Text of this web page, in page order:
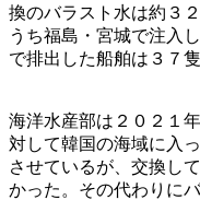
換のバラスト水は約３
うち福島・宮城で注入
で排出した船舶は３７
海洋水産部は２０２１
対して韓国の海域に入
させているが、交換し
かった。その代わりに